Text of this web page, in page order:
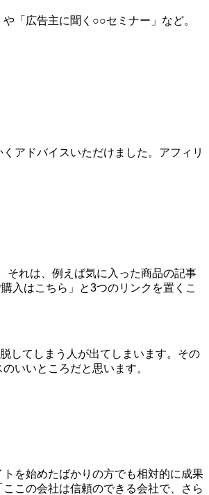
「広告主に聞く○○セミナー」など。
アドバイスいただけました。アフィリ
それは、例えば気に入った商品の記事
入はこちら」と3つのリンクを置くこ
してしまう人が出てしまいます。その
いいところだと思います。
を始めたばかりの方でも相対的に成果
この会社は信頼のできる会社で、さら